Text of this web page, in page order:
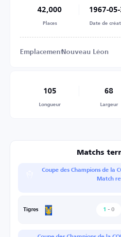
42,000
Places
1967-
Date de
EmplacementNouveau Léon
105
Longueur
68
Largeur
Matchs
Coupe des Champions de la
Match
Tigres 1 - 0